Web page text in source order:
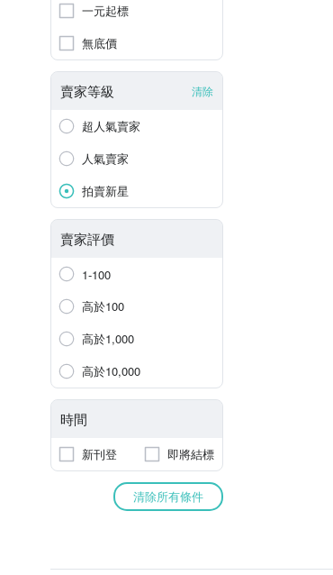
一元起標
無底價
賣家等級 清除
超人氣賣家
人氣賣家
拍賣新星
賣家評價
1-100
高於100
高於1,000
高於10,000
時間
新刊登 即將結標
清除所有條件